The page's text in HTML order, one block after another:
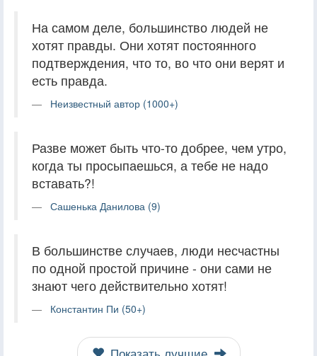
На самом деле, большинство людей не
хотят правды. Они хотят постоянного
подтверждения, что то, во что они верят и
есть правда.
Неизвестный автор (1000+)
Разве может быть что-то добрее, чем утро,
когда ты просыпаешься, а тебе не надо
вставать?!
Сашенька Данилова (9)
В большинстве случаев, люди несчастны
по одной простой причине - они сами не
знают чего действительно хотят!
Константин Пи (50+)